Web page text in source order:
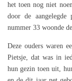
het toen nog niet
door de
nummer 33 woonde
Deze ouders waren
Pietsje, dat was in
hun gezin toen uit,